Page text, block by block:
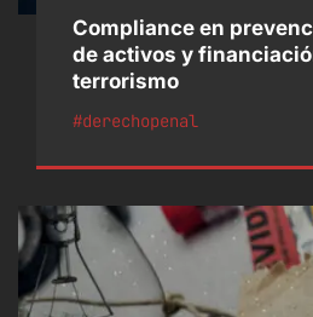
Compliance en
de activos y
terrorismo
#derechopenal